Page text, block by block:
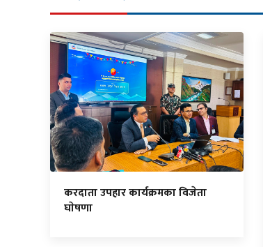
करदाता उपहार कार्यक्रमका विजेता
घाेषणा